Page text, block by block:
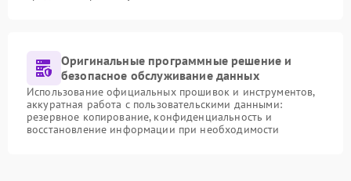
Оригинальные программные решение и
безопасное обслуживание данных
Использование официальных прошивок и инструментов,
аккуратная работа с пользовательскими данными:
резервное копирование, конфиденциальность и
восстановление информации при необходимости